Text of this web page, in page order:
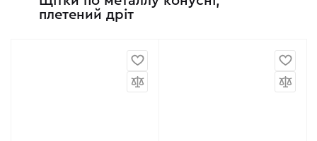
плетений дріт